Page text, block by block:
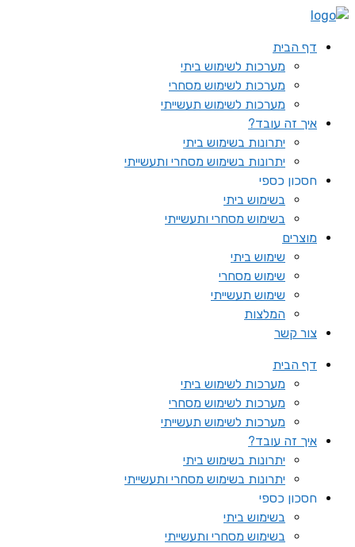
דף הבית
מערכות לשימוש ביתי
מערכות לשימוש מסחרי
מערכות לשימוש תעשייתי
איך זה עובד?
יתרונות בשימוש ביתי
יתרונות בשימוש מסחרי ותעשייתי
חסכון כספי
בשימוש ביתי
בשימוש מסחרי ותעשייתי
מוצרים
שימוש ביתי
שימוש מסחרי
שימוש תעשייתי
המלצות
צור קשר
דף הבית
מערכות לשימוש ביתי
מערכות לשימוש מסחרי
מערכות לשימוש תעשייתי
איך זה עובד?
יתרונות בשימוש ביתי
יתרונות בשימוש מסחרי ותעשייתי
חסכון כספי
בשימוש ביתי
בשימוש מסחרי ותעשייתי